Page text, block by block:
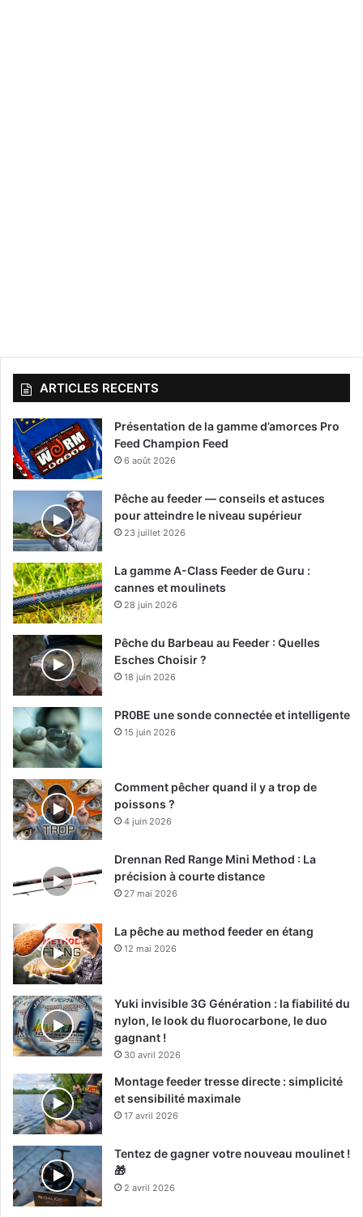
ARTICLES RECENTS
Présentation de la gamme d’amorces Pro
Feed Champion Feed
6 août 2026
Pêche au feeder — conseils et astuces
pour atteindre le niveau supérieur
23 juillet 2026
La gamme A-Class Feeder de Guru :
cannes et moulinets
28 juin 2026
Pêche du Barbeau au Feeder : Quelles
Esches Choisir ?
18 juin 2026
PR0BE une sonde connectée et intelligente
15 juin 2026
Comment pêcher quand il y a trop de
poissons ?
4 juin 2026
Drennan Red Range Mini Method : La
précision à courte distance
27 mai 2026
La pêche au method feeder en étang
12 mai 2026
Yuki invisible 3G Génération : la fiabilité du
nylon, le look du fluorocarbone, le duo
gagnant !
30 avril 2026
Montage feeder tresse directe : simplicité
et sensibilité maximale
17 avril 2026
Tentez de gagner votre nouveau moulinet !
🎁
2 avril 2026